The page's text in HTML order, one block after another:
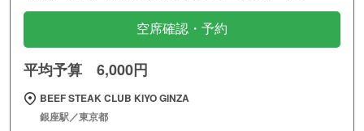
空席確認・予約
平均予算 6,000円
BEEF STEAK CLUB KIYO GINZA
銀座駅／東京都